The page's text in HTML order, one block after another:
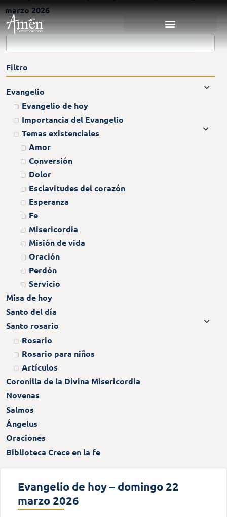
marzo 2026
Filtro
Evangelio
Evangelio de hoy
Importancia del Evangelio
Temas existenciales
Amor
Conversión
Dolor
Esclavitudes del corazón
Esperanza
Fe
Misericordia
Misión de vida
Oración
Perdón
Servicio
Misa de hoy
Santo del día
Santo rosario
Rosario
Rosario para niños
Artículos
Coronilla de la Divina Misericordia
Novenas
Salmos
Ángelus
Oraciones
Biblioteca Crece en la fe
Evangelio de hoy – domingo 22
marzo 2026